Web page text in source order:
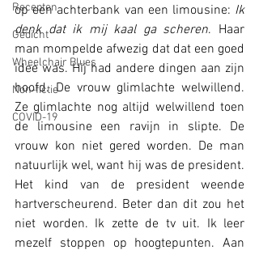
Recepten
Gedicht
Wheelchair Blues
Non-fictie
COVID-19
op een achterbank van een limousine: Ik
denk dat ik mij kaal ga scheren. Haar
man mompelde afwezig dat dat een goed
idee was. Hij had andere dingen aan zijn
hoofd. De vrouw glimlachte welwillend.
Ze glimlachte nog altijd welwillend toen
de limousine een ravijn in slipte. De
vrouw kon niet gered worden. De man
natuurlijk wel, want hij was de president.
Het kind van de president weende
hartverscheurend. Beter dan dit zou het
niet worden. Ik zette de tv uit. Ik leer
mezelf stoppen op hoogtepunten. Aan